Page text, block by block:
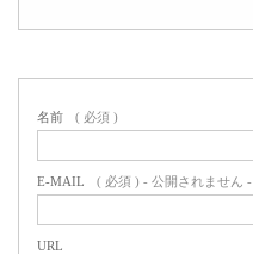
名前 ( 必須 )
E-MAIL ( 必須 ) - 公開されません -
URL